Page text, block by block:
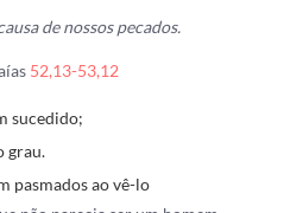
de nossos pecados.
52,13-53,12
sucedido;
grau.
pasmados ao vê-lo